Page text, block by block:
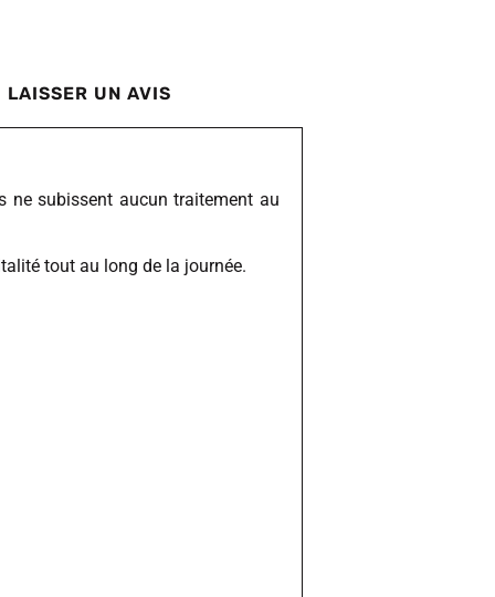
LAISSER UN AVIS
ne subissent aucun traitement au
tout au long de la journée.